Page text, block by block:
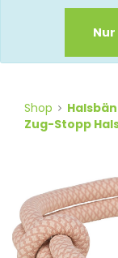
Shop
Zug-Stopp